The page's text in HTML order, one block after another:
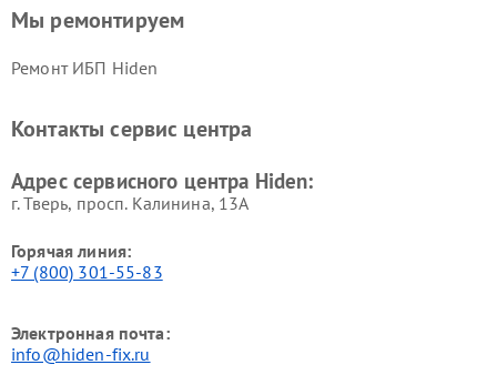
Мы ремонтируем
Ремонт ИБП Hiden
Контакты сервис центра
Адрес сервисного центра Hiden:
г. Тверь, просп. Калинина, 13А
Горячая линия:
+7 (800) 301-55-83
Электронная почта:
info@hiden-fix.ru